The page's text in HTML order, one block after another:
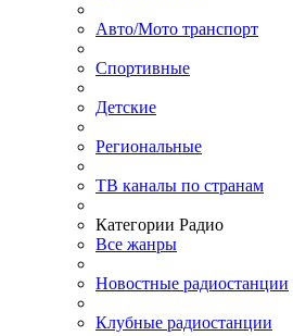
Авто/Мото транспорт
Спортивные
Детские
Региональные
ТВ каналы по странам
Категории Радио
Все жанры
Новостные радиостанции
Клубные радиостанции